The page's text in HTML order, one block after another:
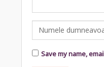
Save my name,